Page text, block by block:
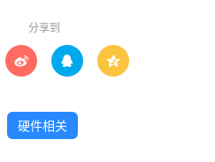
分享到
  
硬件相关